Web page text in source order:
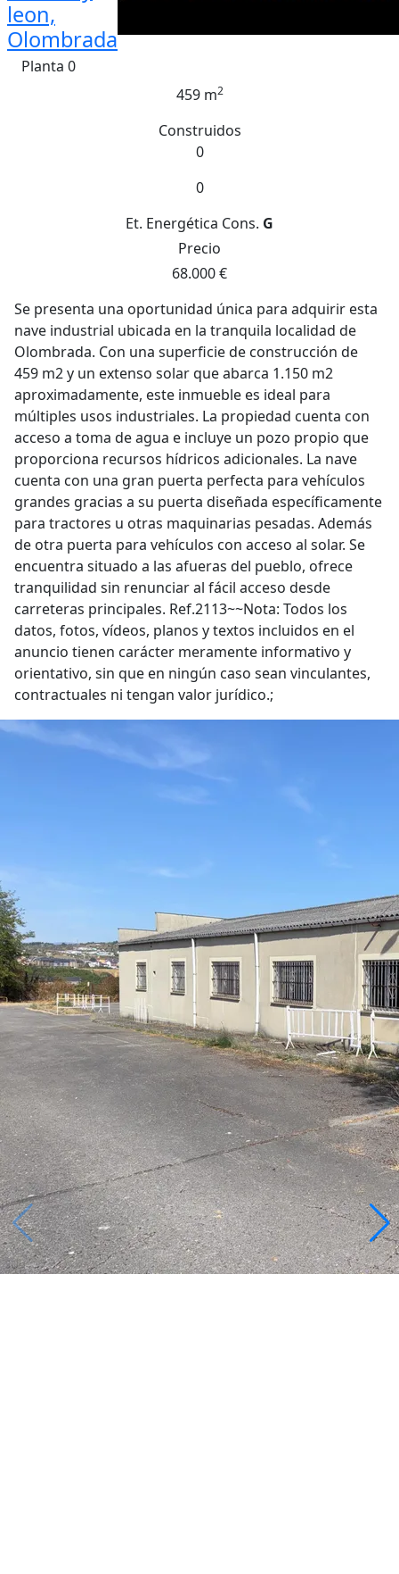
leon,
Olombrada
Planta 0
459 m2
Construidos
0
0
Et. Energética Cons. G
Precio
68.000 €
Se presenta una oportunidad única para adquirir esta
nave industrial ubicada en la tranquila localidad de
Olombrada. Con una superficie de construcción de
459 m2 y un extenso solar que abarca 1.150 m2
aproximadamente, este inmueble es ideal para
múltiples usos industriales. La propiedad cuenta con
acceso a toma de agua e incluye un pozo propio que
proporciona recursos hídricos adicionales. La nave
cuenta con una gran puerta perfecta para vehículos
grandes gracias a su puerta diseñada específicamente
para tractores u otras maquinarias pesadas. Además
de otra puerta para vehículos con acceso al solar. Se
encuentra situado a las afueras del pueblo, ofrece
tranquilidad sin renunciar al fácil acceso desde
carreteras principales. Ref.2113~~Nota: Todos los
datos, fotos, vídeos, planos y textos incluidos en el
anuncio tienen carácter meramente informativo y
orientativo, sin que en ningún caso sean vinculantes,
contractuales ni tengan valor jurídico.;